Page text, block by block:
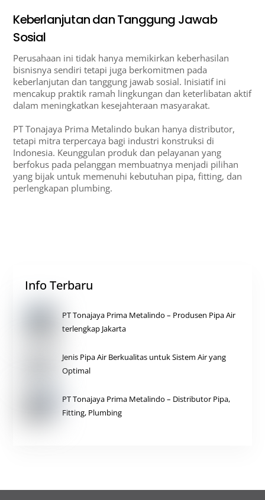
Keberlanjutan dan Tanggung Jawab
Sosial
Perusahaan ini tidak hanya memikirkan keberhasilan
bisnisnya sendiri tetapi juga berkomitmen pada
keberlanjutan dan tanggung jawab sosial. Inisiatif ini
mencakup praktik ramah lingkungan dan keterlibatan aktif
dalam meningkatkan kesejahteraan masyarakat.
PT Tonajaya Prima Metalindo bukan hanya distributor,
tetapi mitra terpercaya bagi industri konstruksi di
Indonesia. Keunggulan produk dan pelayanan yang
berfokus pada pelanggan membuatnya menjadi pilihan
yang bijak untuk memenuhi kebutuhan pipa, fitting, dan
perlengkapan plumbing.
Info Terbaru
PT Tonajaya Prima Metalindo – Produsen Pipa Air
terlengkap Jakarta
Jenis Pipa Air Berkualitas untuk Sistem Air yang
Optimal
PT Tonajaya Prima Metalindo – Distributor Pipa,
Fitting, Plumbing